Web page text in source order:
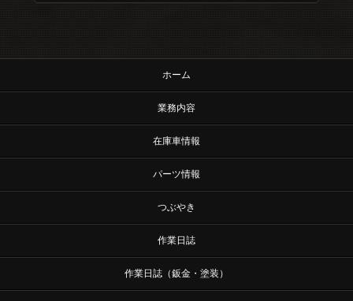
ホーム
業務内容
在庫車情報
パーツ情報
つぶやき
作業日誌
作業日誌（鈑金・塗装）